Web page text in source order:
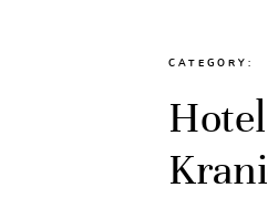
CATEGORY